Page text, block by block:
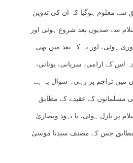
سے معلوم ہوگیا کہ ان کی تدوین
سے صدیوں بعد شروع ہوئی اور
ہوئی، اور یہ کہ بعد میں بھی
اس کے ارامی، سریانی، یونانی،
میں تراجم پر رہی۔ سوال یہ ہے
مسلمانوں کے عقیدے کے مطابق
پر نازل ہوئی، یا یہود ونصاریٰ
مطابق جس کے مصنف سیدنا موسیٰ